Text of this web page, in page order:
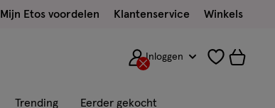
Mijn Etos voordelen Klantenservice Winkels
Inloggen
Trending Eerder gekocht